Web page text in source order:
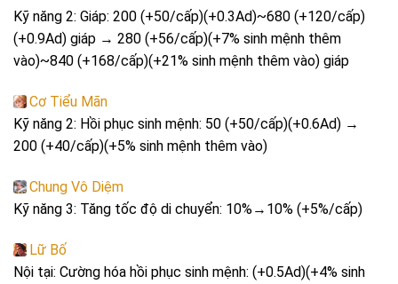
Kỹ năng 2: Giáp: 200 (+50/cấp)(+0.3Ad)~680 (+120/cấp)
(+0.9Ad) giáp → 280 (+56/cấp)(+7% sinh mệnh thêm
vào)~840 (+168/cấp)(+21% sinh mệnh thêm vào) giáp
Cơ Tiểu Mãn
Kỹ năng 2: Hồi phục sinh mệnh: 50 (+50/cấp)(+0.6Ad) →
200 (+40/cấp)(+5% sinh mệnh thêm vào)
Chung Vô Diệm
Kỹ năng 3: Tăng tốc độ di chuyển: 10%→10% (+5%/cấp)
Lữ Bố
Nội tại: Cường hóa hồi phục sinh mệnh: (+0.5Ad)(+4% sinh